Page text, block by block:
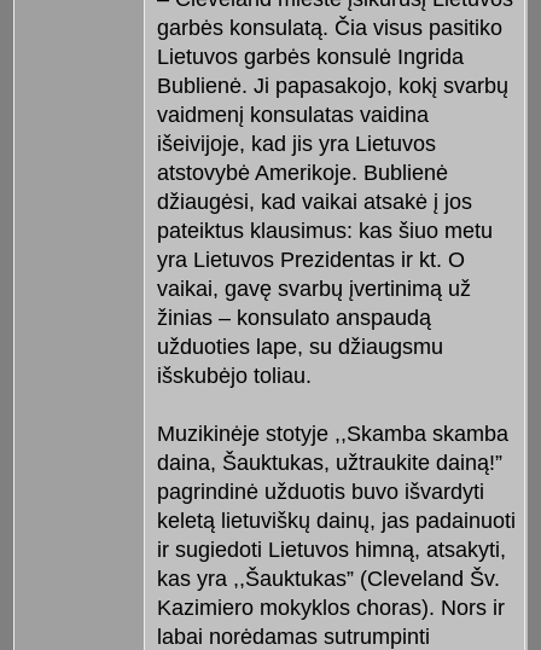
garbės konsulatą. Čia visus pasitiko
Lietuvos garbės konsulė Ingrida
Bublienė. Ji papasakojo, kokį svarbų
vaidmenį konsulatas vaidina
išeivijoje, kad jis yra Lietuvos
atstovybė Amerikoje. Bublienė
džiaugėsi, kad vaikai atsakė į jos
pateiktus klausimus: kas šiuo metu
yra Lietuvos Prezidentas ir kt. O
vaikai, gavę svarbų įvertinimą už
žinias – konsulato anspaudą
užduoties lape, su džiaugsmu
išskubėjo toliau.
Muzikinėje stotyje ,,Skamba skamba
daina, Šauktukas, užtraukite dainą!”
pagrindinė užduotis buvo išvardyti
keletą lietuviškų dainų, jas padainuoti
ir sugiedoti Lietuvos himną, atsakyti,
kas yra ,,Šauktukas” (Cleveland Šv.
Kazimiero mokyklos choras). Nors ir
labai norėdamas sutrumpinti